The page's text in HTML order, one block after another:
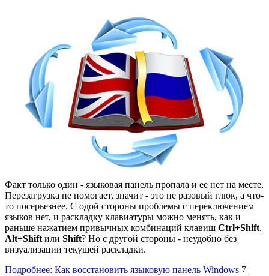
Факт только один - языковая панель пропала и ее нет на месте.
Перезагрузка не помогает, значит - это не разовый глюк, а что-
то посерьезнее. С одой стороны проблемы с переключением
языков нет, и раскладку клавиатуры можно менять, как и
раньше нажатием привычных комбинаций клавиш Ctrl+Shift,
Alt+Shift или Shift? Но с другой стороны - неудобно без
визуализации текущей раскладки.
Подробнее: Как восстановить языковую панель Windows 7